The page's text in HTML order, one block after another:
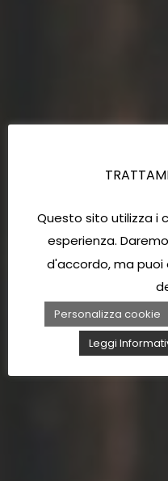
Questo sito utilizza i
esperienza.
d'accordo, ma puoi
Personalizza cookie
Leggi